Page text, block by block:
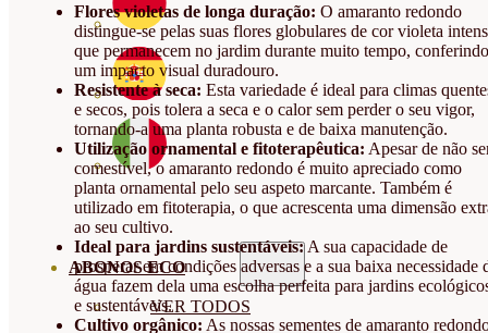
ABONOS ECO
VER TODOS
Flores violetas de longa duração: O amaranto redondo
distingue-se pelas suas flores globulares de cor violeta
que permanecem no jardim durante muito tempo, conferindo
um impacto visual duradouro.
Resistente à seca: Esta variedade é ideal para climas
e secos, pois tolera a seca e o calor sem perder o seu vigor,
tornando-a uma planta robusta e de baixa manutenção.
Utilização ornamental e fitoterapêutica: Apesar de não
comestível, o amaranto redondo é muito apreciado como
planta ornamental pelo seu aspeto marcante. Também é
utilizado em fitoterapia, o que acrescenta uma dimensão
ao seu cultivo.
Ideal para jardins sustentáveis:A sua capacidade de
prosperar em condições adversas e a sua baixa necessidade
água fazem dela uma escolha perfeita para jardins
e sustentáveis.
Cultivo orgânico: As nossas sementes de amaranto